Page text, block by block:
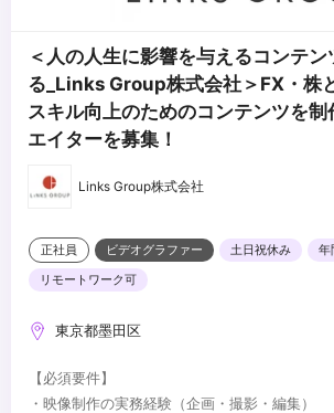
＜人の人生に影響を与えるコンテ
る_Links Group株式会社＞FX・株
スキル向上のためのコンテンツを制
エイターを募集！
Links Group株式会社
正社員 ビデオグラファー 土日祝休み
年
リモートワーク可
東京都墨田区
【必須要件】
・映像制作の実務経験（企画・撮影・編集）